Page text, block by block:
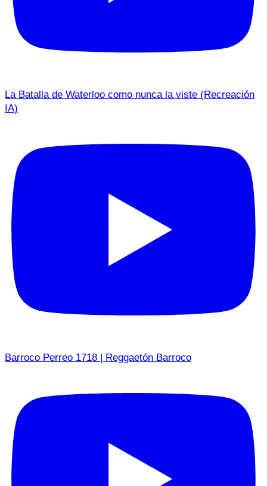
La Batalla de Waterloo como nunca la viste (Recreación
IA)
Barroco Perreo 1718 | Reggaetón Barroco